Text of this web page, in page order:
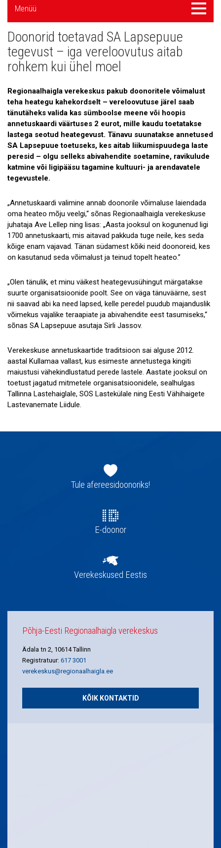
navigatsioon
Menüü
Menüü
Uudised
Galerii
Tule tööle!
Tule ekskursioonile!
Andmekaitse
Doonorid toetavad SA Lapsepuue
tegevust – iga vereloovutus aitab
rohkem kui ühel moel
Regionaalhaigla verekeskus pakub doonoritele võimalust
teha heategu kahekordselt – vereloovutuse järel saab
tänutäheks valida kas sümboolse meene või hoopis
annetuskaardi väärtuses 2 eurot, mille kaudu toetatakse
lastega seotud heategevust. Tänavu suunatakse annetused
SA Lapsepuue toetuseks, kes aitab liikumispuudega laste
peresid – olgu selleks abivahendite soetamine, ravikulude
katmine või ligipääsu tagamine kultuuri- ja arendavatele
tegevustele.
„Annetuskaardi valimine annab doonorile võimaluse laiendada
oma heateo mõju veelgi,“ sõnas Regionaalhaigla verekeskuse
juhataja Ave Lellep ning lisas: „Aasta jooksul on kogunenud ligi
1700 annetuskaarti, mis aitavad pakkuda tuge neile, kes seda
kõige enam vajavad. Tänan südamest kõiki neid doonoreid, kes
on kasutanud seda võimalust ja teinud topelt heateo.”
„Olen tänulik, et minu väikest heategevusühingut märgatakse
suurte organisatsioonide poolt. See on väga tänuväärne, sest
nii saavad abi ka need lapsed, kelle peredel puudub majanduslik
võimekus vajalike teraapiate ja abivahendite eest tasumiseks,“
sõnas SA Lapsepuue asutaja Sirli Jassov.
Verekeskuse annetuskaartide traditsioon sai alguse 2012.
aastal Kullamaa vallast, kus esimeste annetustega kingiti
maiustusi vähekindlustatud perede lastele. Aastate jooksul on
toetust jagatud mitmetele organisatsioonidele, sealhulgas
Tallinna Lastehaiglale, SOS Lastekülale ning Eesti Vähihaigete
Lastevanemate Liidule.
navigatsioonTule afereesidoonoriks!
E-doonor
Verekeskused Eestis
Põhja-Eesti Regionaalhaigla verekeskus
Ädala tn 2, 10614 Tallinn
Registratuur: 617 3001
verekeskus@regionaalhaigla.ee
KÕIK KONTAKTID